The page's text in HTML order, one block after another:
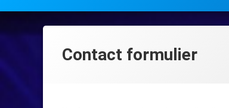
Contact formulier